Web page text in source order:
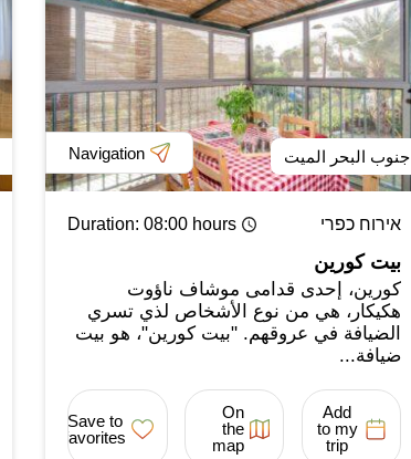
جنوب البحر الميت Navigation
אירוח כפרי Duration: 08:00 hours
بيت كورين
كورين، إحدى قدامى موشاف ناؤوت
هكيكار، هي من نوع الأشخاص لذي تسري
الضيافة في عروقهم. "بيت كورين"، هو بيت
ضيافة...
Add
to my
trip
On
the
map
Save to
favorites